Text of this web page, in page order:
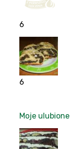
6
6
Moje ulubione